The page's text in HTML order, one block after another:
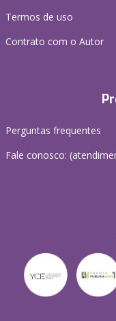
Termos de uso
Contrato com o Autor
Perguntas frequentes
Fale conosco: